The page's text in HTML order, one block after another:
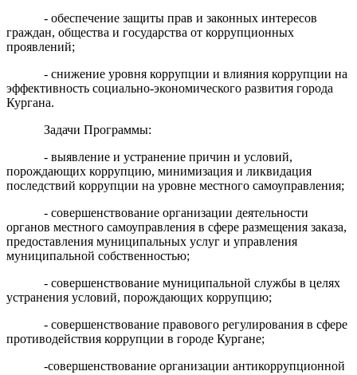
- обеспечение защиты прав и законных интересов
граждан, общества и государства от коррупционных
проявлений;
- снижение уровня коррупции и влияния коррупции на
эффективность социально-экономического развития города
Кургана.
Задачи Программы:
- выявление и устранение причин и условий,
порождающих коррупцию, минимизация и ликвидация
последствий коррупции на уровне местного самоуправления;
- совершенствование организации деятельности
органов местного самоуправления в сфере размещения заказа,
предоставления муниципальных услуг и управления
муниципальной собственностью;
- совершенствование муниципальной службы в целях
устранения условий, порождающих коррупцию;
- совершенствование правового регулирования в сфере
противодействия коррупции в городе Кургане;
-совершенствование организации антикоррупционной